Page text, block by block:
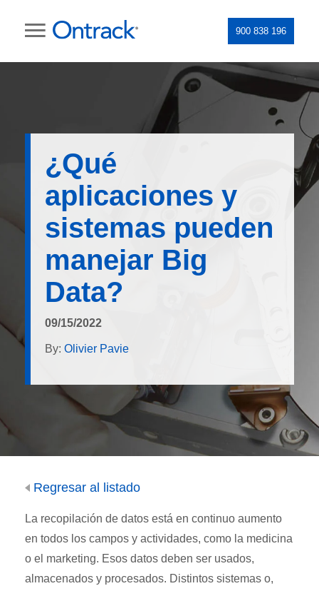
900 838 196
¿Qué
aplicaciones y
sistemas pueden
manejar Big
Data?
09/15/2022
By: Olivier Pavie
Regresar al listado
La recopilación de datos está en continuo aumento
en todos los campos y actividades, como la medicina
o el marketing. Esos datos deben ser usados,
almacenados y procesados. Distintos sistemas o,